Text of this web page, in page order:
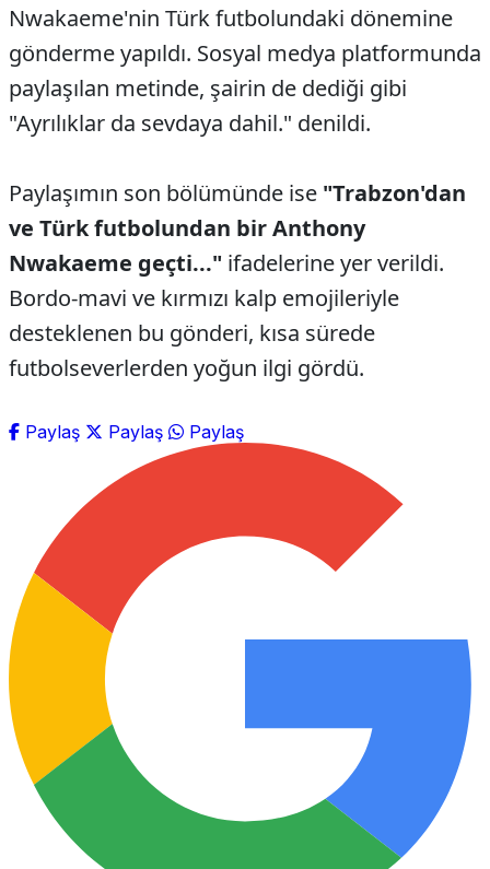
Nwakaeme'nin Türk futbolundaki dönemine
gönderme yapıldı. Sosyal medya platformunda
paylaşılan metinde, şairin de dediği gibi
"Ayrılıklar da sevdaya dahil." denildi.
Paylaşımın son bölümünde ise "Trabzon'dan
ve Türk futbolundan bir Anthony
Nwakaeme geçti..." ifadelerine yer verildi.
Bordo-mavi ve kırmızı kalp emojileriyle
desteklenen bu gönderi, kısa sürede
futbolseverlerden yoğun ilgi gördü.
Paylaş Paylaş Paylaş